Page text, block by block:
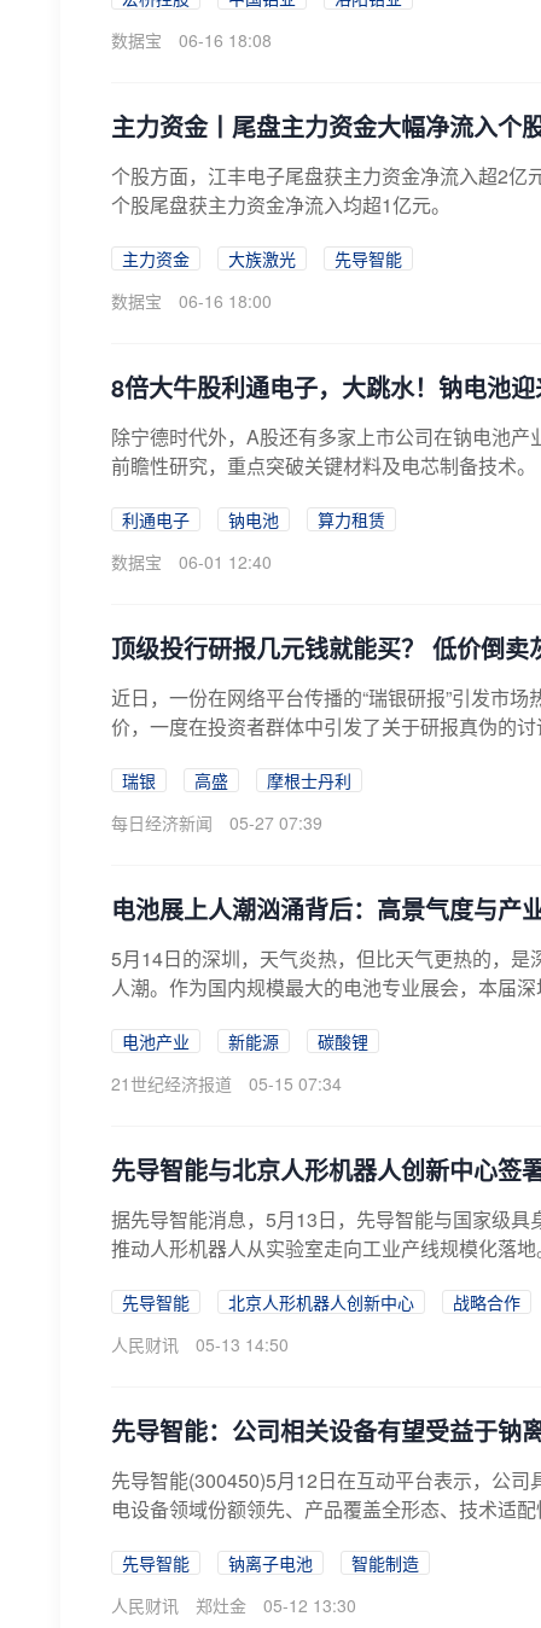
数据宝
06-16 18:08
主力资金丨尾盘主力资金大幅净流入个
个股方面，江丰电子尾盘获主力资金净流入超2
个股尾盘获主力资金净流入均超1亿元。
主力资金 大族激光
先导智能
数据宝
06-16 18:00
8倍大牛股利通电子，大跳水！钠电池
除宁德时代外，A股还有多家上市公司在钠电池
前瞻性研究，重点突破关键材料及电芯制备技术。
利通电子 钠电池
算力租赁
数据宝
06-01 12:40
顶级投行研报几元钱就能买？ 低价倒
近日，一份在网络平台传播的“瑞银研报”引发市
价，一度在投资者群体中引发了关于研报真伪的
瑞银 高盛
摩根士丹利
每日经济新闻
05-27 07:39
电池展上人潮汹涌背后：高景气度与产
5月14日的深圳，天气炎热，但比天气更热的，
人潮。作为国内规模最大的电池专业展会，本届
电池产业 新能源
碳酸锂
21世纪经济报道
05-15 07:34
先导智能与北京人形机器人创新中心签
据先导智能消息，5月13日，先导智能与国家级
推动人形机器人从实验室走向工业产线规模化落地
先导智能 北京人形机器人创新中心
战略合作
人民财讯
05-13 14:50
先导智能：公司相关设备有望受益于钠
先导智能(300450)5月12日在互动平台表示，公
电设备领域份额领先、产品覆盖全形态、技术适
先导智能 钠离子电池
智能制造
人民财讯
郑灶金 05-12 13:30